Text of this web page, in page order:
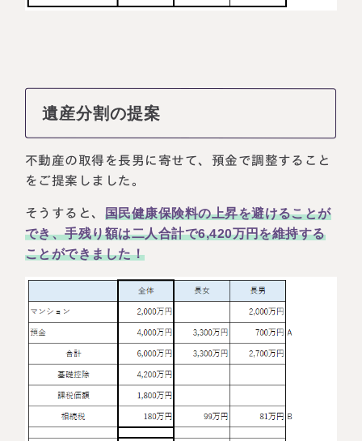
遺産分割の提案
不動産の取得を長男に寄せて、預金で調整すること
をご提案しました。
そうすると、国民健康保険料の上昇を避けることが
でき、手残り額は二人合計で6,420万円を維持する
ことができました！